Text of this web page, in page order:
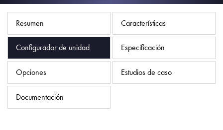
Resumen Características
Configurador de unidad Especificación
Opciones Estudios de caso
Documentación
Política de privacidad
Mapa del sitio
iSource